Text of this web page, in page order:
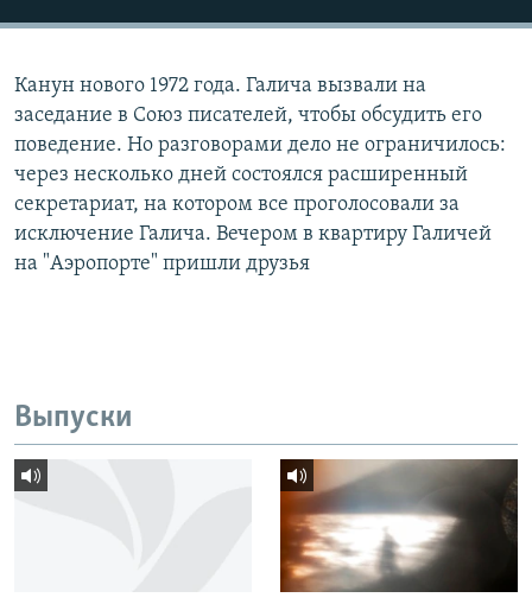
Канун нового 1972 года. Галича вызвали на
заседание в Союз писателей, чтобы обсудить его
поведение. Но разговорами дело не ограничилось:
через несколько дней состоялся расширенный
секретариат, на котором все проголосовали за
исключение Галича. Вечером в квартиру Галичей
на "Аэропорте" пришли друзья
Выпуски